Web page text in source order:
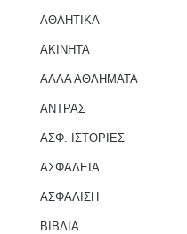
ΑΘΛΗΤΙΚΑ
ΑΚΙΝΗΤΑ
ΑΛΛΑ ΑΘΛΗΜΑΤΑ
ΑΝΤΡΑΣ
ΑΣΦ. ΙΣΤΟΡΙΕΣ
ΑΣΦΑΛΕΙΑ
ΑΣΦΑΛΙΣΗ
ΒΙΒΛΙΑ